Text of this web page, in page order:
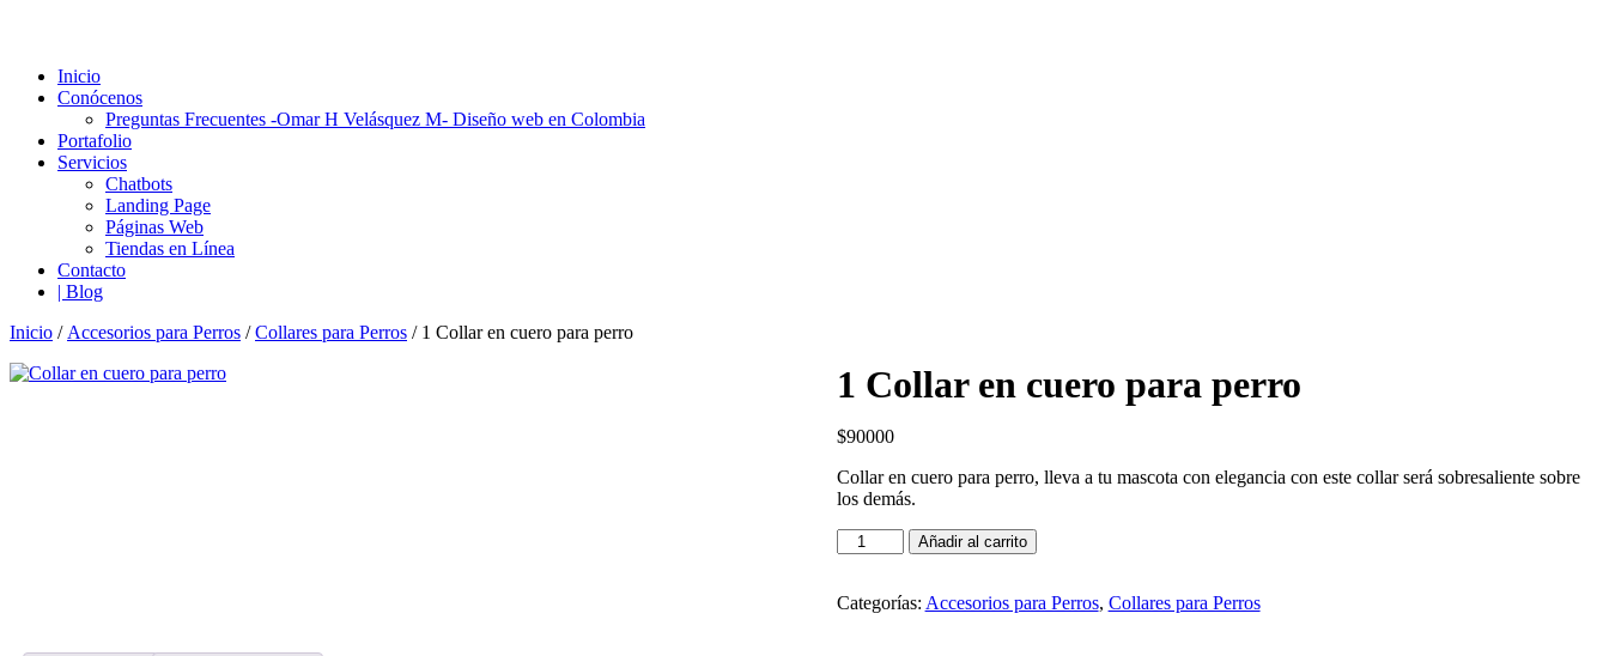
Inicio
Conócenos
Preguntas Frecuentes -Omar H Velásquez M- Diseño web en Colombia
Portafolio
Servicios
Chatbots
Landing Page
Páginas Web
Tiendas en Línea
Contacto
| Blog
Inicio / Accesorios para Perros /Collares para Perros / 1 Collar en cuero para perro
1 Collar en cuero para perro
$90000
Collar en cuero para perro, lleva a tu mascota con elegancia con este collar será sobresaliente sobre
los demás.
Collar
cuero
Añadir al carrito
Categorías: Accesorios para Perros, Collares para Perros